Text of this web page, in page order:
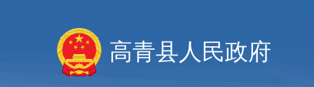
高青县人民政府